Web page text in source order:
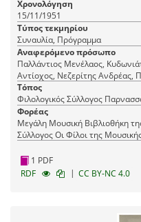
Χρονολόγηση
15/11/1951
Τύπος τεκμηρίου
Συναυλία, Πρόγραμμα
Αναφερόμενο πρόσωπο
Παλλάντιος Μενέλαος,
Αντίοχος, Νεζερίτης Ανδρέας,
Τόπος
Φιλολογικός Σύλλογος
Φορέας
Μεγάλη Μουσική Βιβλιοθήκη
Σύλλογος Οι Φίλοι της
1 PDF
RDF
| CC BY-NC 4.0